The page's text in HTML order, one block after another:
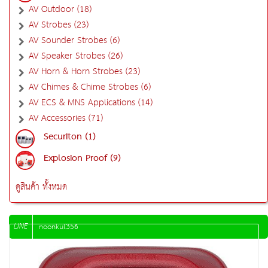
AV Outdoor (18)
AV Strobes (23)
AV Sounder Strobes (6)
AV Speaker Strobes (26)
AV Horn & Horn Strobes (23)
AV Chimes & Chime Strobes (6)
AV ECS & MNS Applications (14)
AV Accessories (71)
Securiton (1)
Explosion Proof (9)
ดูสินค้า ทั้งหมด
LINE noonkul356